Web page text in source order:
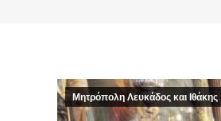
Μητρόπολη Λευκάδος και Ιθάκης